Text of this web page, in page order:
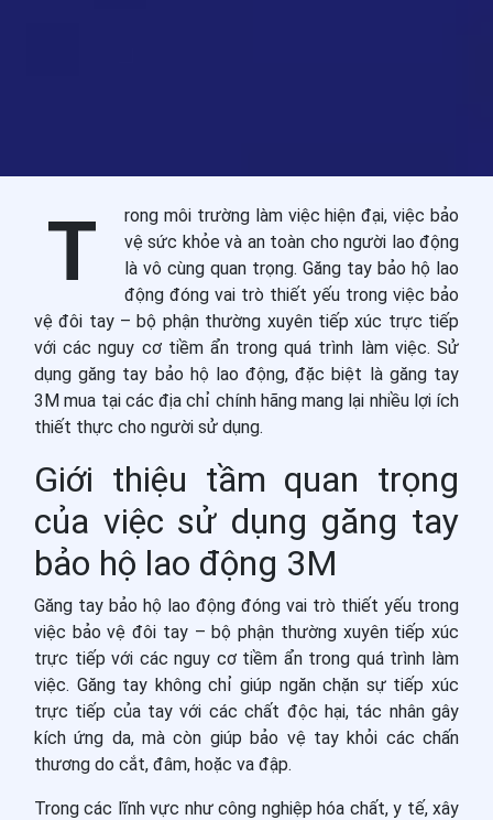
Trong môi trường làm việc hiện đại, việc bảo
vệ sức khỏe và an toàn cho người lao động
là vô cùng quan trọng. Găng tay bảo hộ lao
động đóng vai trò thiết yếu trong việc bảo
vệ đôi tay – bộ phận thường xuyên tiếp xúc trực tiếp
với các nguy cơ tiềm ẩn trong quá trình làm việc. Sử
dụng găng tay bảo hộ lao động, đặc biệt là găng tay
3M mua tại các địa chỉ chính hãng mang lại nhiều lợi ích
thiết thực cho người sử dụng.
Giới thiệu tầm quan trọng
của việc sử dụng găng tay
bảo hộ lao động 3M
Găng tay bảo hộ lao động đóng vai trò thiết yếu trong
việc bảo vệ đôi tay – bộ phận thường xuyên tiếp xúc
trực tiếp với các nguy cơ tiềm ẩn trong quá trình làm
việc. Găng tay không chỉ giúp ngăn chặn sự tiếp xúc
trực tiếp của tay với các chất độc hại, tác nhân gây
kích ứng da, mà còn giúp bảo vệ tay khỏi các chấn
thương do cắt, đâm, hoặc va đập.
Trong các lĩnh vực như công nghiệp hóa chất, y tế, xây